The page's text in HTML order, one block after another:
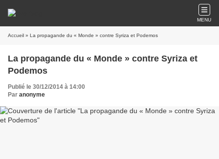
MENU
Accueil » La propagande du « Monde » contre Syriza et Podemos
La propagande du « Monde » contre Syriza et
Podemos
Publié le 30/12/2014 à 14:00
Par anonyme